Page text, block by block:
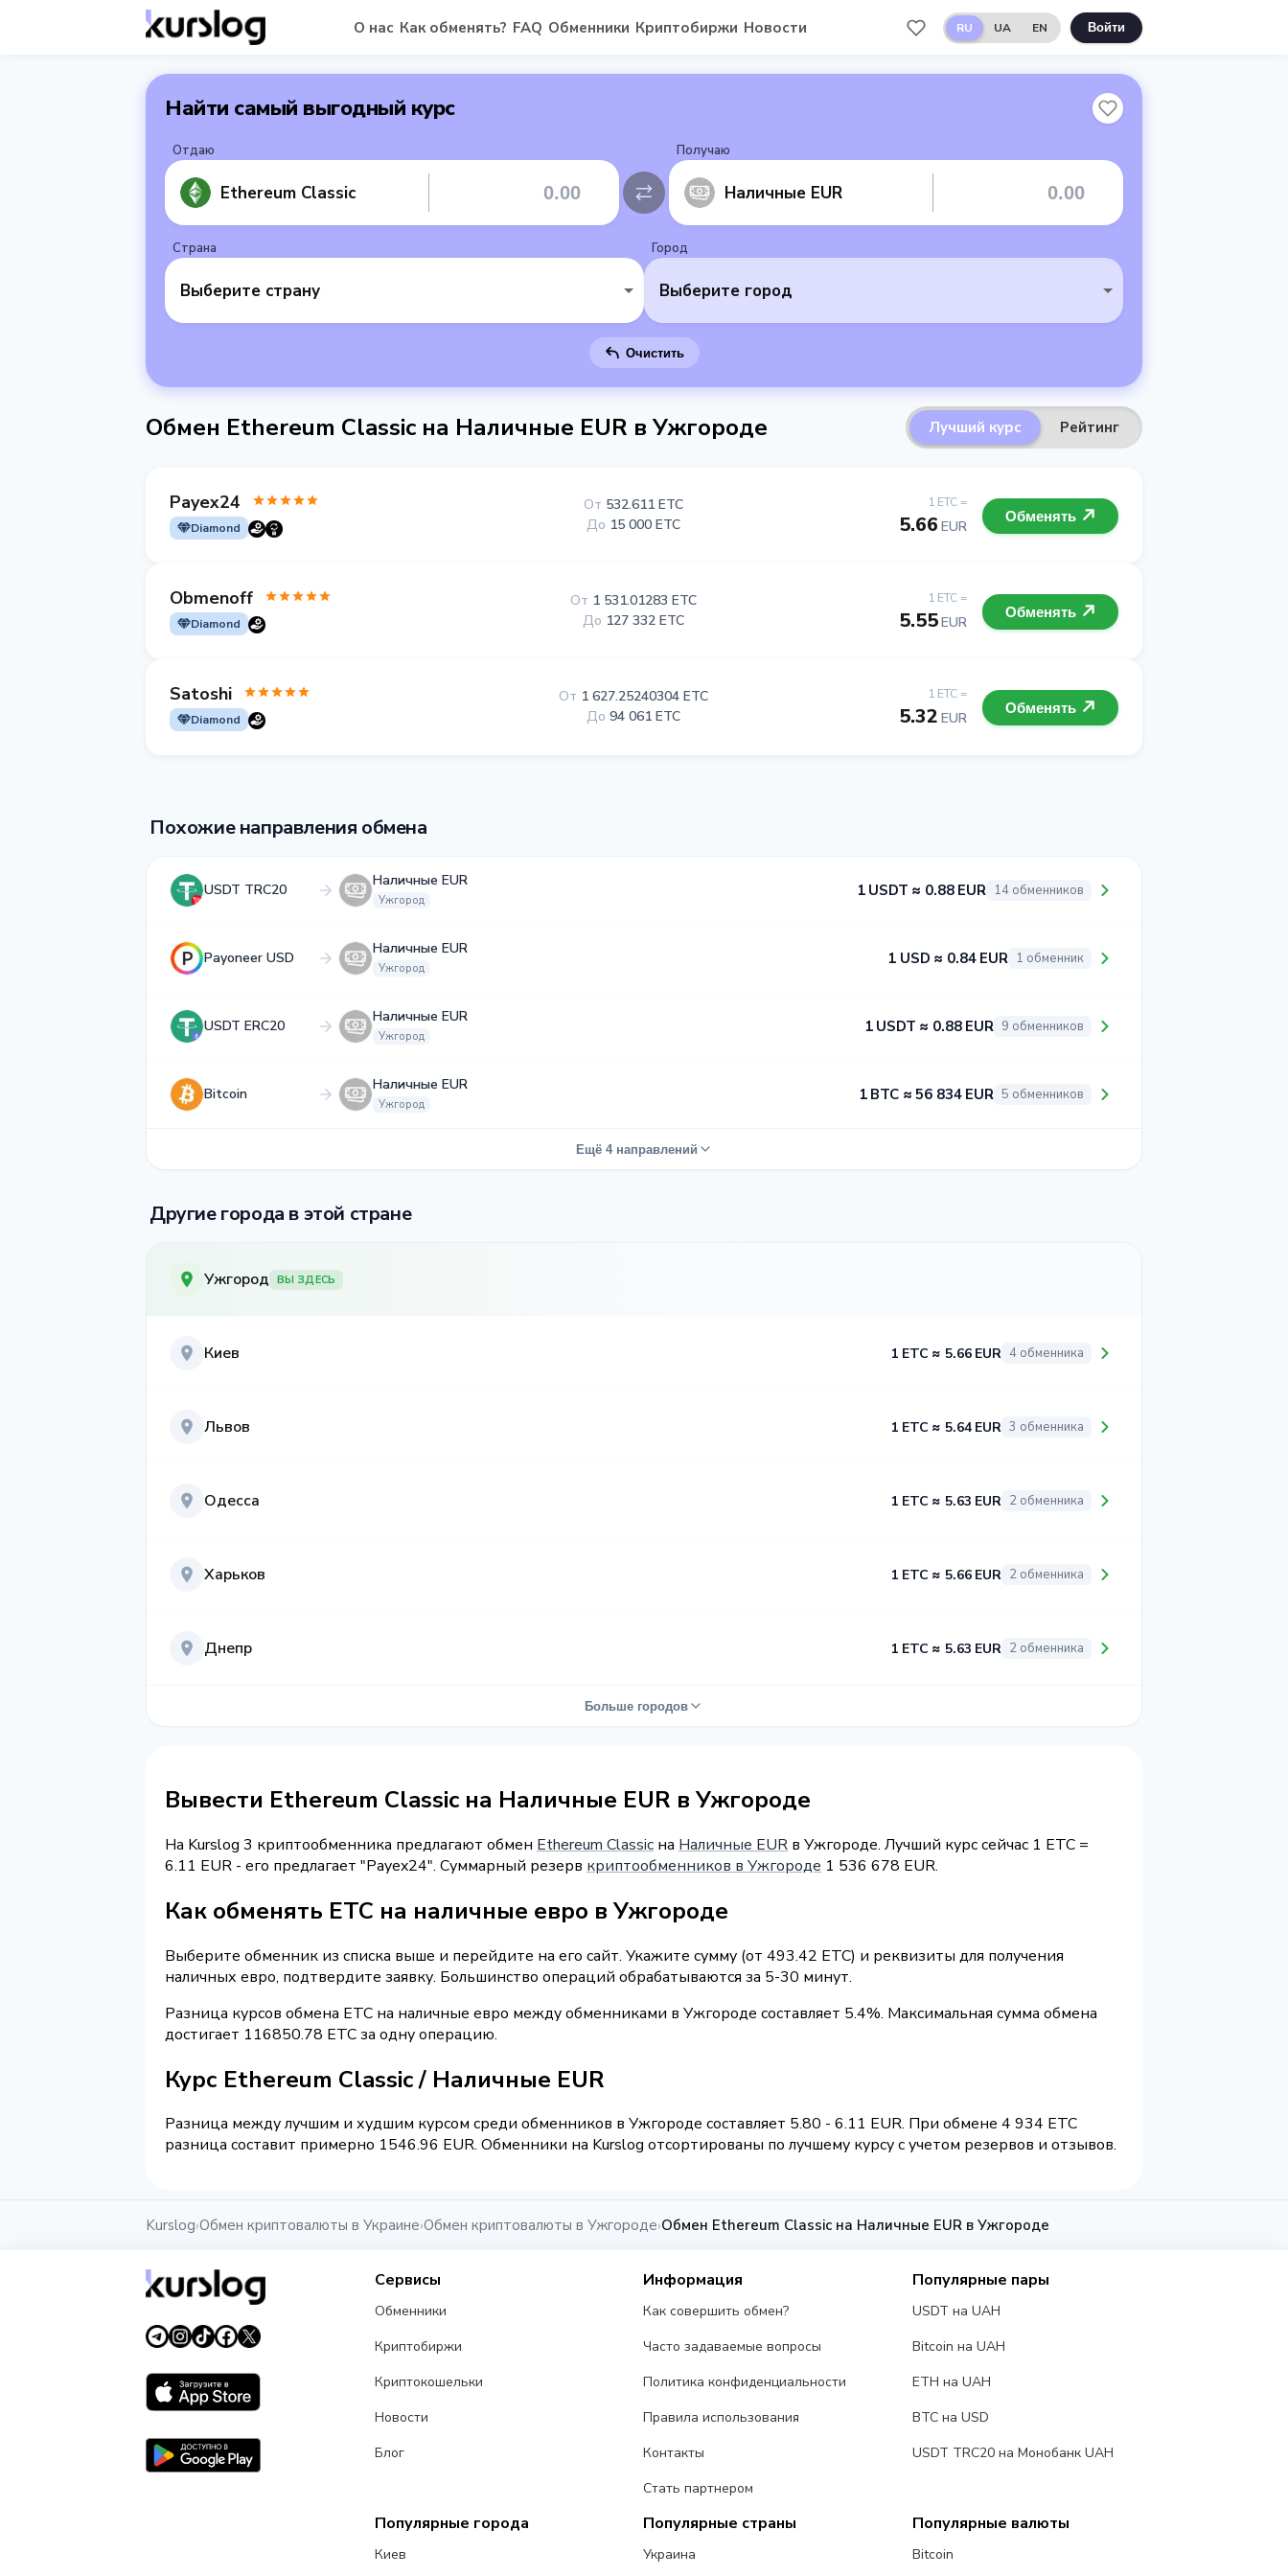
О нас Как обменять? FAQ Обменники Криптобиржи Новости RU UA EN Войти
Найти самый выгодный курс
Отдаю
Ethereum Classic
Получаю
Наличные EUR
Страна
Выберите страну
Город
Выберите город
Очистить
Обмен Ethereum Classic на Наличные EUR в Ужгороде Лучший курс Рейтинг
Payex24
Diamond
1 ETC =
5.66 EUR
От 532.611 ETC
До 15 000 ETC Обменять
Obmenoff
Diamond
1 ETC =
5.55EUR
От 1 531.01283 ETC
До 127 332 ETC Обменять
Satoshi
Diamond
1 ETC =
5.32 EUR
От 1 627.25240304 ETC
До 94 061 ETC Обменять
Похожие направления обмена
USDT TRC20
Наличные EUR
Ужгород
1 USDT ≈ 0.88 EUR 14 обменников
Payoneer USD
Наличные EUR
Ужгород
1 USD ≈ 0.84 EUR 1 обменник
USDT ERC20
Наличные EUR
Ужгород
1 USDT ≈ 0.88 EUR 9 обменников
Bitcoin
Наличные EUR
Ужгород
1 BTC ≈ 56 834 EUR 5 обменников
Ещё 4 направлений
Другие города в этой стране
Ужгород ВЫ ЗДЕСЬ
Киев 1 ETC ≈ 5.66 EUR 4 обменника
Львов 1 ETC ≈ 5.64 EUR 3 обменника
Одесса 1 ETC ≈ 5.63 EUR 2 обменника
Харьков 1 ETC ≈ 5.66 EUR 2 обменника
Днепр 1 ETC ≈ 5.63 EUR 2 обменника
Больше городов
Вывести Ethereum Classic на Наличные EUR в Ужгороде
На Kurslog 3 криптообменника предлагают обмен Ethereum Classic на Наличные EUR в Ужгороде. Лучший курс сейчас 1 ETC =
6.11 EUR - его предлагает "Payex24". Суммарный резерв криптообменников в Ужгороде 1 536 678 EUR.
Как обменять ETC на наличные евро в Ужгороде
Выберите обменник из списка выше и перейдите на его сайт. Укажите сумму (от 493.42 ETC) и реквизиты для получения
наличных евро, подтвердите заявку. Большинство операций обрабатываются за 5-30 минут.
Разница курсов обмена ETC на наличные евро между обменниками в Ужгороде составляет 5.4%. Максимальная сумма обмена
достигает 116850.78 ETC за одну операцию.
Курс Ethereum Classic / Наличные EUR
Разница между лучшим и худшим курсом среди обменников в Ужгороде составляет 5.80 - 6.11 EUR. При обмене 4 934 ETC
разница составит примерно 1546.96 EUR. Обменники на Kurslog отсортированы по лучшему курсу с учетом резервов и отзывов.
Kurslog›Обмен криптовалюты в Украине›Обмен криптовалюты в Ужгороде›Обмен Ethereum Classic на Наличные EUR в Ужгороде
Сервисы
Обменники
Криптобиржи
Криптокошельки
Новости
Блог
Информация
Как совершить обмен?
Часто задаваемые вопросы
Политика конфиденциальности
Правила использования
Контакты
Стать партнером
Популярные пары
USDT на UAH
Bitcoin на UAH
ETH на UAH
BTC на USD
USDT TRC20 на Монобанк UAH
Популярные города
Киев
Популярные страны
Украина
Популярные валюты
Bitcoin